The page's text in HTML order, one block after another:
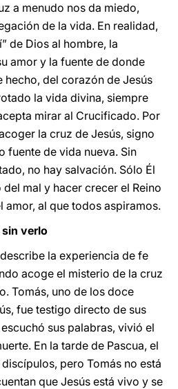
a menudo nos da miedo,
de la vida. En realidad,
de Dios al hombre, la
amor y la fuente de donde
hecho, del corazón de Jesús
la vida divina, siempre
mirar al Crucificado. Por
la cruz de Jesús, signo
fuente de vida nueva. Sin
no hay salvación. Sólo Él
mal y hacer crecer el Reino
amor, al que todos aspiramos.
verlo
la experiencia de fe
acoge el misterio de la cruz
Tomás, uno de los doce
fue testigo directo de sus
sus palabras, vivió el
En la tarde de Pascua, el
pero Tomás no está
que Jesús está vivo y se